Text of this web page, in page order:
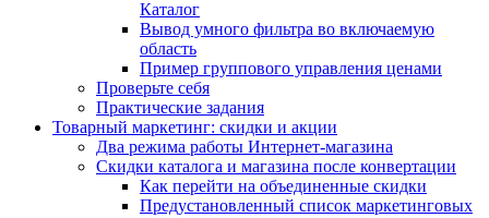
Каталог
Вывод умного фильтра во включаемую
область
Пример группового управления ценами
Проверьте себя
Практические задания
Товарный маркетинг: скидки и акции
Два режима работы Интернет-магазина
Скидки каталога и магазина после конвертации
Как перейти на объединенные скидки
Предустановленный список маркетинговых